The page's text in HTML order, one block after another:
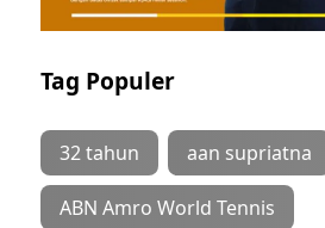
Tag Populer
32 tahun aan supriatna
ABN Amro World Tennis